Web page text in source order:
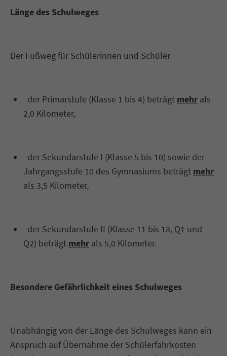
Länge des Schulweges
Der Fußweg für Schülerinnen und Schüler
der Primarstufe (Klasse 1 bis 4) beträgt mehr als
2,0 Kilometer,
der Sekundarstufe I (Klasse 5 bis 10) sowie der
Jahrgangsstufe 10 des Gymnasiums beträgt mehr
als 3,5 Kilometer,
der Sekundarstufe II (Klasse 11 bis 13, Q1 und
Q2) beträgt mehr als 5,0 Kilometer.
Besondere Gefährlichkeit eines Schulweges
Unabhängig von der Länge des Schulweges kann ein
Anspruch auf Übernahme der Schülerfahrkosten